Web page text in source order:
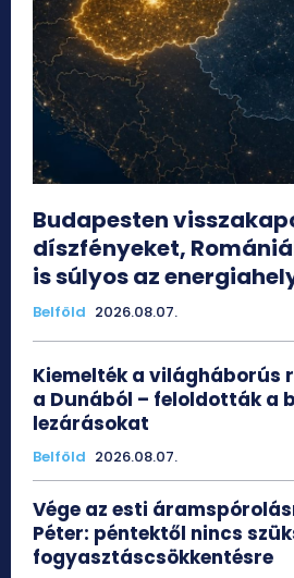
Budapesten
díszfényeket,
is súlyos az
Belföld 2026.08.07.
Kiemelték a világháborús
a Dunából – feloldották a
lezárásokat
Belföld 2026.08.07.
Vége az esti
Péter: péntektől nincs
fogyasztáscsökkentésre